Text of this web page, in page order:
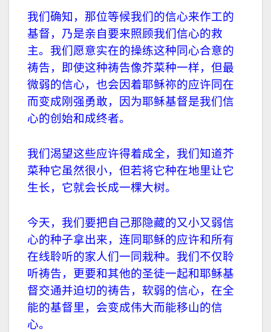
我们确知，那位等候我们的信心来作工的
基督，乃是亲自要来照顾我们信心的救
主。我们愿意实在的操练这种同心合意的
祷告，即使这种祷告像芥菜种一样，但最
微弱的信心，也会因着耶稣祢的应许同在
而变成刚强勇敢，因为耶稣基督是我们信
心的创始和成终者。
我们渴望这些应许得着成全，我们知道芥
菜种它虽然很小，但若将它种在地里让它
生长，它就会长成一棵大树。
今天，我们要把自己那隐藏的又小又弱信
心的种子拿出来，连同耶稣的应许和所有
在线聆听的家人们一同栽种。我们不仅聆
听祷告，更要和其他的圣徒一起和耶稣基
督交通并迫切的祷告，软弱的信心，在全
能的基督里，会变成伟大而能移山的信
心。